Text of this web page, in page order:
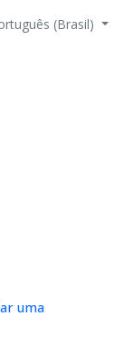
(Brasil)
uma